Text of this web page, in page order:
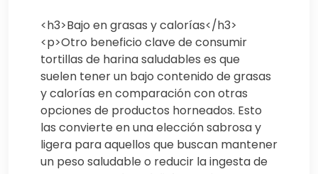
<h3>Bajo en grasas y calorías</h3>
<p>Otro beneficio clave de consumir
tortillas de harina saludables es que
suelen tener un bajo contenido de grasas
y calorías en comparación con otras
opciones de productos horneados. Esto
las convierte en una elección sabrosa y
ligera para aquellos que buscan mantener
un peso saludable o reducir la ingesta de